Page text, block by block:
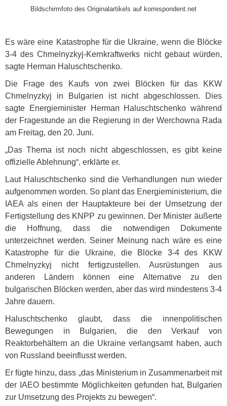
Bildschirmfoto des Originalartikels auf korrespondent.net
Es wäre eine Katastrophe für die Ukraine, wenn die Blöcke
3-4 des Chmelnyzkyj-Kernkraftwerks nicht gebaut würden,
sagte Herman Haluschtschenko.
Die Frage des Kaufs von zwei Blöcken für das
KKW
Chmelnyzkyj in Bulgarien ist nicht abgeschlossen. Dies
sagte Energieminister Herman Haluschtschenko während
der Fragestunde an die Regierung in der Werchowna Rada
am Freitag, den 20. Juni.
„Das Thema ist noch nicht abgeschlossen, es gibt keine
offizielle Ablehnung“, erklärte er.
Laut Haluschtschenko sind die Verhandlungen nun wieder
aufgenommen worden. So plant das Energieministerium, die
IAEA als einen der Hauptakteure bei der Umsetzung der
Fertigstellung des KNPP zu gewinnen. Der Minister äußerte
die Hoffnung, dass die notwendigen Dokumente
unterzeichnet werden. Seiner Meinung nach wäre es eine
Katastrophe für die Ukraine, die Blöcke 3-4 des
KKW
Chmelnyzkyj nicht fertigzustellen. Ausrüstungen aus
anderen Ländern können eine Alternative zu den
bulgarischen Blöcken werden, aber das wird mindestens 3-4
Jahre dauern.
Haluschtschenko glaubt, dass die innenpolitischen
Bewegungen in Bulgarien, die den Verkauf von
Reaktorbehältern an die Ukraine verlangsamt haben, auch
von Russland beeinflusst werden.
Er fügte hinzu, dass „das Ministerium in Zusammenarbeit mit
der IAEObestimmte Möglichkeiten gefunden hat, Bulgarien
zur Umsetzung des Projekts zu bewegen“.